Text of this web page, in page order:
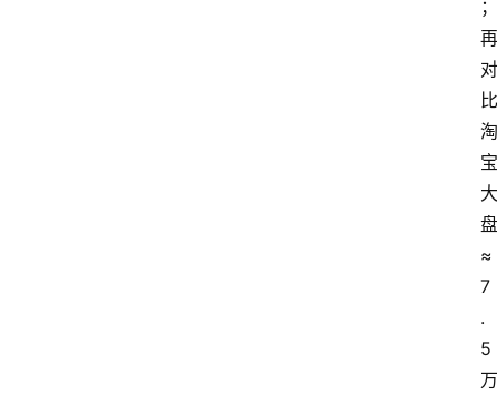
；
再
对
比
淘
宝
大
盘
≈
7
.
5
万